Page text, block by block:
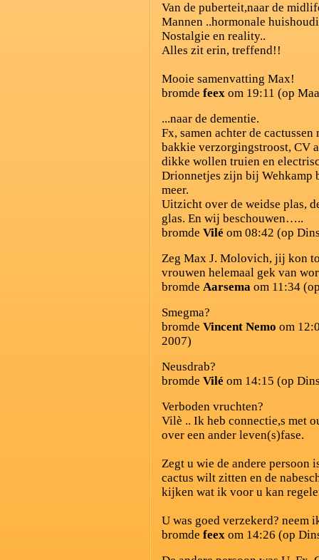
Van de puberteit,naar de
Mannen ..hormonale
Nostalgie en reality..
Alles zit erin, treffend!!
Mooie samenvatting Max!
bromde feex om 19:11 (op
...naar de dementie.
Fx, samen achter de
bakkie verzorgingstroost, CV
dikke wollen truien en
Drionnetjes zijn bij Wehkamp
meer.
Uitzicht over de weidse plas,
glas. En wij beschouwen…..
bromde Vilé om 08:42 (op
Zeg Max J. Molovich, jij kon
vrouwen helemaal gek van
bromde Aarsema om 11:34
Smegma?
bromde Vincent Nemo om
2007)
Neusdrab?
bromde Vilé om 14:15 (op
Verboden vruchten?
Vilè .. Ik heb connectie,s met
over een ander leven(s)fase.
Zegt u wie de andere persoon
cactus wilt zitten en de
kijken wat ik voor u kan
U was goed verzekerd? neem
bromde feex om 14:26 (op